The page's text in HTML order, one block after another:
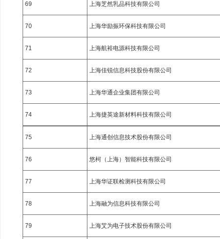
69 上海芝然乳品科技有限公司
70 上海华励振环保科技有限公司
71 上海航裕电源科技有限公司
72 上海佳锐信息科技股份有限公司
73 上海华通企业集团有限公司
74 上海捷英途新材料科技有限公司
75 上海通创信息技术股份有限公司
76 悠柯（上海）智能科技有限公司
77 上海华证联检测科技有限公司
78 上海融为信息科技有限公司
79 上海艾为电子技术股份有限公司